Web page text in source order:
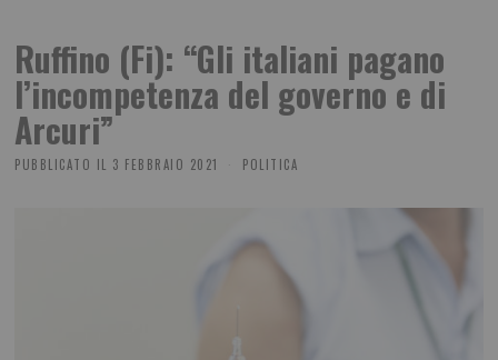
Ruffino (Fi): “Gli italiani pagano
l’incompetenza del governo e di
Arcuri”
PUBBLICATO IL 3 FEBBRAIO 2021 POLITICA